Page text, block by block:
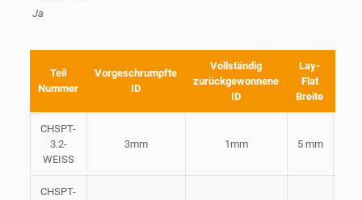
Ja
Teil
Nummer
Vorgeschrumpfte
ID
Vollständig
zurückgewonnene
ID
Lay-
Flat
Breite
CHSPT-
3.2-
WEISS
3mm 1mm 5 mm
CHSPT-